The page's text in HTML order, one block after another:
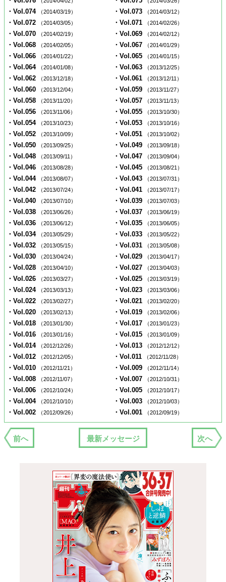
・Vol.074 （2014/03/19） ・Vol.073 （2014/03/12）
・Vol.072 （2014/03/05） ・Vol.071 （2014/02/26）
・Vol.070 （2014/02/19） ・Vol.069 （2014/02/12）
・Vol.068 （2014/02/05） ・Vol.067 （2014/01/29）
・Vol.066 （2014/01/22） ・Vol.065 （2014/01/15）
・Vol.064 （2014/01/08） ・Vol.063 （2013/12/25）
・Vol.062 （2013/12/18） ・Vol.061 （2013/12/11）
・Vol.060 （2013/12/04） ・Vol.059 （2013/11/27）
・Vol.058 （2013/11/20） ・Vol.057 （2013/11/13）
・Vol.056 （2013/11/06） ・Vol.055 （2013/10/30）
・Vol.054 （2013/10/23） ・Vol.053 （2013/10/16）
・Vol.052 （2013/10/09） ・Vol.051 （2013/10/02）
・Vol.050 （2013/09/25） ・Vol.049 （2013/09/18）
・Vol.048 （2013/09/11） ・Vol.047 （2013/09/04）
・Vol.046 （2013/08/28） ・Vol.045 （2013/08/21）
・Vol.044 （2013/08/07） ・Vol.043 （2013/07/31）
・Vol.042 （2013/07/24） ・Vol.041 （2013/07/17）
・Vol.040 （2013/07/10） ・Vol.039 （2013/07/03）
・Vol.038 （2013/06/26） ・Vol.037 （2013/06/19）
・Vol.036 （2013/06/12） ・Vol.035 （2013/06/05）
・Vol.034 （2013/05/29） ・Vol.033 （2013/05/22）
・Vol.032 （2013/05/15） ・Vol.031 （2013/05/08）
・Vol.030 （2013/04/24） ・Vol.029 （2013/04/17）
・Vol.028 （2013/04/10） ・Vol.027 （2013/04/03）
・Vol.026 （2013/03/27） ・Vol.025 （2013/03/19）
・Vol.024 （2013/03/13） ・Vol.023 （2013/03/06）
・Vol.022 （2013/02/27） ・Vol.021 （2013/02/20）
・Vol.020 （2013/02/13） ・Vol.019 （2013/02/06）
・Vol.018 （2013/01/30） ・Vol.017 （2013/01/23）
・Vol.016 （2013/01/16） ・Vol.015 （2013/01/09）
・Vol.014 （2012/12/26） ・Vol.013 （2012/12/12）
・Vol.012 （2012/12/05） ・Vol.011 （2012/11/28）
・Vol.010 （2012/11/21） ・Vol.009 （2012/11/14）
・Vol.008 （2012/11/07） ・Vol.007 （2012/10/31）
・Vol.006 （2012/10/24） ・Vol.005 （2012/10/17）
・Vol.004 （2012/10/10） ・Vol.003 （2012/10/03）
・Vol.002 （2012/09/26） ・Vol.001 （2012/09/19）
前へ 最新メッセージ 次へ